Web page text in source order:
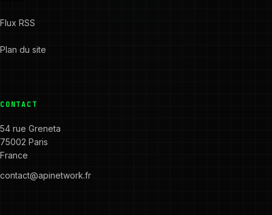
Flux RSS
Plan du site
CONTACT
54 rue Greneta
75002 Paris
France
contact@apinetwork.fr